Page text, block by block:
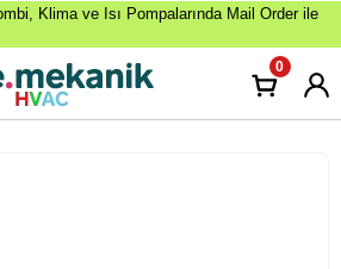
Klima ve Isı Pompalarında Mail Order ile
0